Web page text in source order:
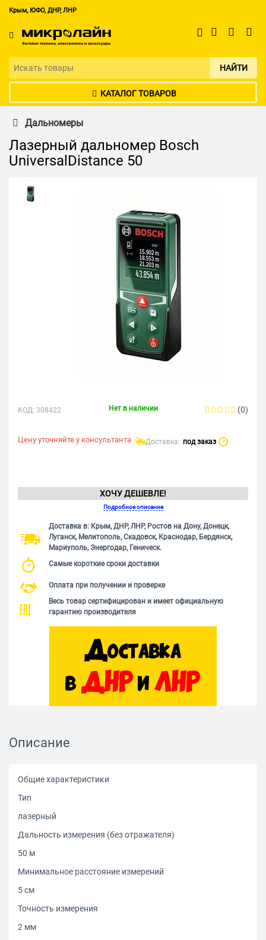
Крым, ЮФО, ДНР, ЛНР
НАЙТИ
КАТАЛОГ ТОВАРОВ
Дальномеры
Лазерный дальномер Bosch
UniversalDistance 50
КОД: 308422 Нет в наличии (0)
Цену уточняйте у консультанта Доставка: под заказ ?
ХОЧУ ДЕШЕВЛЕ!
Подробное описание
Доставка в: Крым, ДНР, ЛНР, Ростов на Дону, Донецк,
Луганск, Мелитополь, Скадовск, Краснодар, Бердянск,
Мариуполь, Энергодар, Геническ.
Самые короткие сроки доставки
Оплата при получении и проверке
Весь товар сертифицирован и имеет официальную
гарантию производителя
Описание
Общие характеристики
Тип
лазерный
Дальность измерения (без отражателя)
50 м
Минимальное расстояние измерений
5 см
Точность измерения
2 мм